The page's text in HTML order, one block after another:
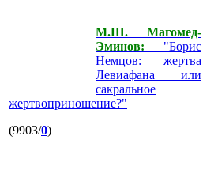
М.Ш. Магомед-
Эминов: "Борис
Немцов: жертва
Левиафана или
сакральное
жертвоприношение?"
(9903/0)